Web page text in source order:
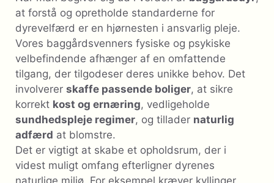
at forstå og opretholde standarderne for
dyrevelfærd er en hjørnesten i ansvarlig pleje.
Vores baggårdsvenners fysiske og psykiske
velbefindende afhænger af en omfattende
tilgang, der tilgodeser deres unikke behov. Det
involverer skaffe passende boliger, at sikre
korrekt kost og ernæring, vedligeholde
sundhedspleje regimer, og tillader naturlig
adfærd at blomstre.
Det er vigtigt at skabe et opholdsrum, der i
videst muligt omfang efterligner dyrenes
naturlige miljø. For eksempel kræver kyllinger